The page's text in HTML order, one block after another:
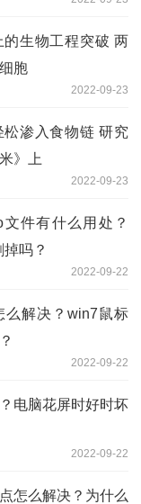
生物工程突破 两
胞
2022-09-23
渗入食物链 研究
》上
2022-09-23
件有什么用处？
吗？
2022-09-22
么解决？win7鼠标
2022-09-22
电脑花屏时好时坏
2022-09-22
怎么解决？为什么